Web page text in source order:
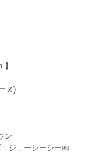
ヌ)
ン
ジェーシーシー㈱